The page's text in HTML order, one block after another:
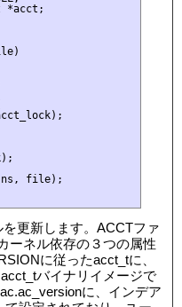
*acct;
file);
更新します。ACCTファ
ーネル依存の３つの属性
に従ったacct_tに、
バイナリイメージで
に、インデア